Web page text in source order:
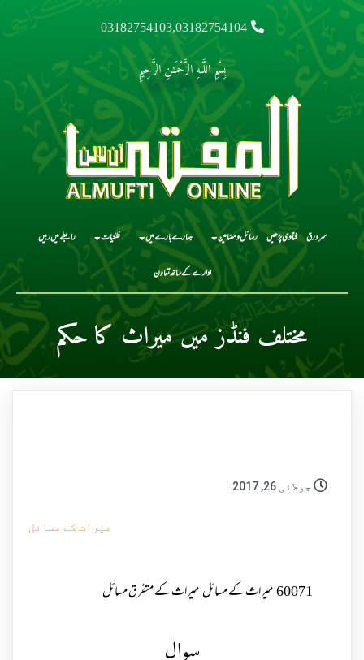
03182754103,03182754104
بِسْمِ اللَّـهِ الرَّحْمَـٰنِ الرَّحِيمِ
سرورق فتاوی پڑھیں رسائل و مضامین ہمارے بارے میں فلکیات رابطے میں رہیں
ادارے کے ساتھ تعاون
مختلف فنڈز میں میراث کا حکم
جولائی 26, 2017
میراث کے مسائل
60071میراث کے مسائلمیراث کے متفرق مسائل
سوال